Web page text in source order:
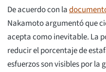
De acuerdo con la
Nakamoto argumentó que
acepta como inevitable. La
reducir el porcentaje de
esfuerzos son visibles por la